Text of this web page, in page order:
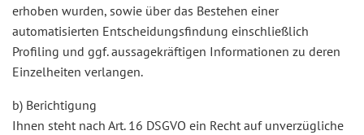
erhoben wurden, sowie über das Bestehen einer
automatisierten Entscheidungsfindung einschließlich
Profiling und ggf. aussagekräftigen Informationen zu deren
Einzelheiten verlangen.
b) Berichtigung
Ihnen steht nach Art. 16 DSGVO ein Recht auf unverzügliche